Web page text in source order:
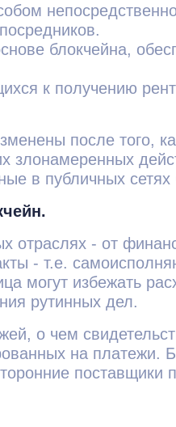
блокчейна,
к получению
после того,
злонамеренных
в публичных сетях
отраслях - от
- т.е.
могут избежать
рутинных дел.
о чем
на платежи.
поставщики